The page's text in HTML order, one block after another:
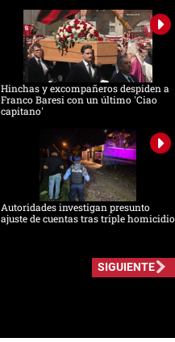
Hinchas y excompañeros despiden a
Franco Baresi con un último 'Ciao
capitano'
Autoridades investigan presunto
ajuste de cuentas tras triple homicidio
SIGUIENTE